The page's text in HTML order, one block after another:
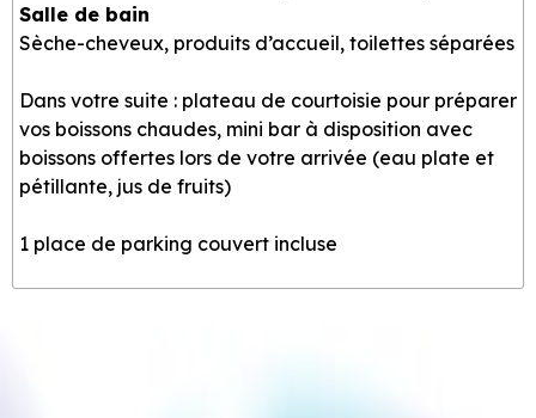
Salle de bain
Sèche-cheveux, produits d’accueil, toilettes séparées
Dans votre suite : plateau de courtoisie pour préparer
vos boissons chaudes, mini bar à disposition avec
boissons offertes lors de votre arrivée (eau plate et
pétillante, jus de fruits)
1 place de parking couvert incluse